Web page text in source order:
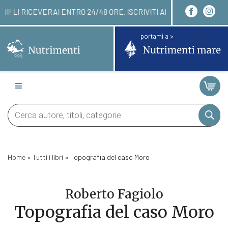
QUI! LI RICEVERAI ENTRO 24/48 ORE.
portami a >
Products
search
Home » Tutti i libri » Topografia del caso Moro
Roberto Fagiolo
Topografia del caso Moro